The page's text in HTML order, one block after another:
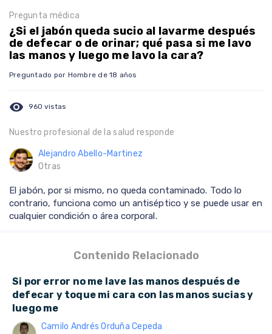
Pregunta médica
¿Si el jabón queda sucio al lavarme después
de defecar o de orinar; qué pasa si me lavo
las manos y luego me lavo la cara?
Preguntado por Hombre de 18 años
visibility 960 vistas
Nuestro profesional de la salud responde
Alejandro Abello-Martinez
Otras
El jabón, por si mismo, no queda contaminado. Todo lo
contrario, funciona como un antiséptico y se puede usar en
cualquier condición o área corporal.
Contenido Relacionado
Si por error no me lave las manos después de
defecar y toque mi cara con las manos sucias y
luego me
Camilo Andrés Orduña Cepeda